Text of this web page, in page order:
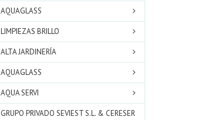
AQUAGLASS
LIMPIEZAS BRILLO
ALTA JARDINERÍA
AQUAGLASS
AQUA SERVI
GRUPO PRIVADO SEVIEST S.L. & CERESER